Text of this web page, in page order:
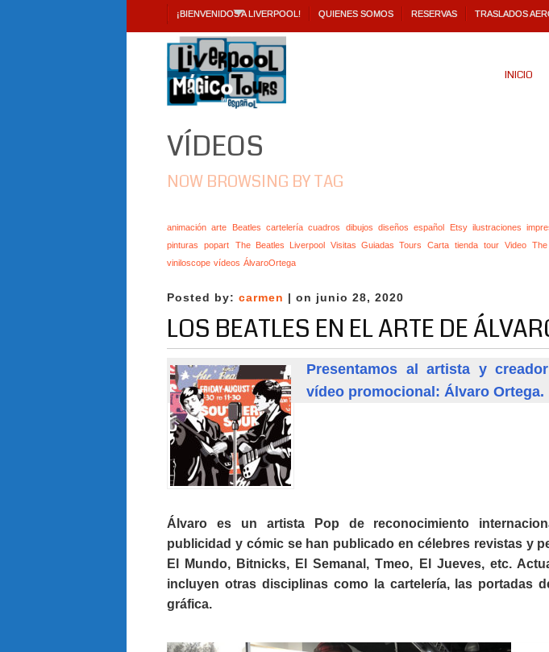
¡BIENVENIDOS A LIVERPOOL! QUIENES SOMOS RESERVAS TRASLADOS
INICIO
VÍDEOS
NOW BROWSING BY TAG
animación arte Beatles cartelería cuadros dibujos diseños español Etsy ilustraciones
pinturas
popart The Beatles Liverpool Visitas Guiadas Tours Carta tienda tour
Video
viniloscope vídeos ÁlvaroOrtega
Posted by: carmen | on junio 28, 2020
LOS BEATLES EN EL ARTE DE
Presentamos al artista y
vídeo promocional: Álvaro Ortega.
Álvaro es un artista Pop de reconocimiento
publicidad y cómic se han publicado en célebres revistas y
El Mundo, Bitnicks, El Semanal, Tmeo, El Jueves, etc.
incluyen otras disciplinas como la cartelería, las portadas
gráfica.